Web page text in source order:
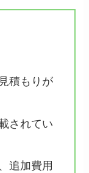
積もりが
されてい
追加費用